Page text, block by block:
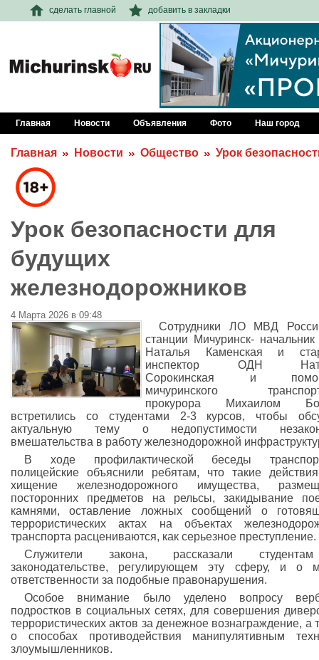
сделать главной добавить в закладки
Главная Новости Объявления Фото Наш город
Главная Новости Общество Урок
Урок безопасности для
будущих
железнодорожников
4 Марта 2026 в 09:48
Сотрудники ЛО МВД
станции Мичуринск-
Наталья Каменская и
инспектор ОДН
Сорокинская и
мичуринского
прокурора Михаилом
встретились со студентами 2-3 курсов, чтобы
актуальную тему о недопустимости
вмешательства в работу железнодорожной
В ходе профилактической беседы
полицейские объяснили ребятам, что такие
хищение железнодорожного имущества,
посторонних предметов на рельсы, закидывание
камнями, оставление ложных сообщений о
террористических актах на объектах
транспорта расцениваются, как серьезное преступление.
Служители закона, рассказали
законодательстве, регулирующем эту сферу, и о
ответственности за подобные правонарушения.
Особое внимание было уделено вопросу
подростков в социальных сетях, для совершения
террористических актов за денежное вознаграждение, а
о способах противодействия манипулятивным
злоумышленников.